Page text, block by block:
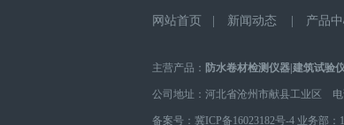
网站首页 新闻动态 产品
主营产品： 防水卷材检测仪器 建筑试验
公司地址：河北省沧州市献县工业区 电
备案号： 冀ICP备16023182号-4 业务部：